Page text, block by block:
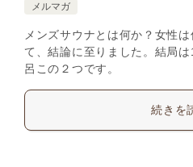
メルマガ
メンズサウナとは何か？女性
て、結論に至りました。結局
呂この２つです。
続きを